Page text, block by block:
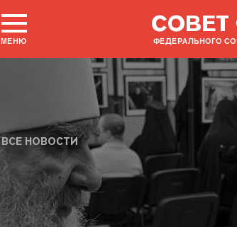
МЕНЮ ФЕДЕРАЛЬНОГО
ВСЕ НОВОСТИ